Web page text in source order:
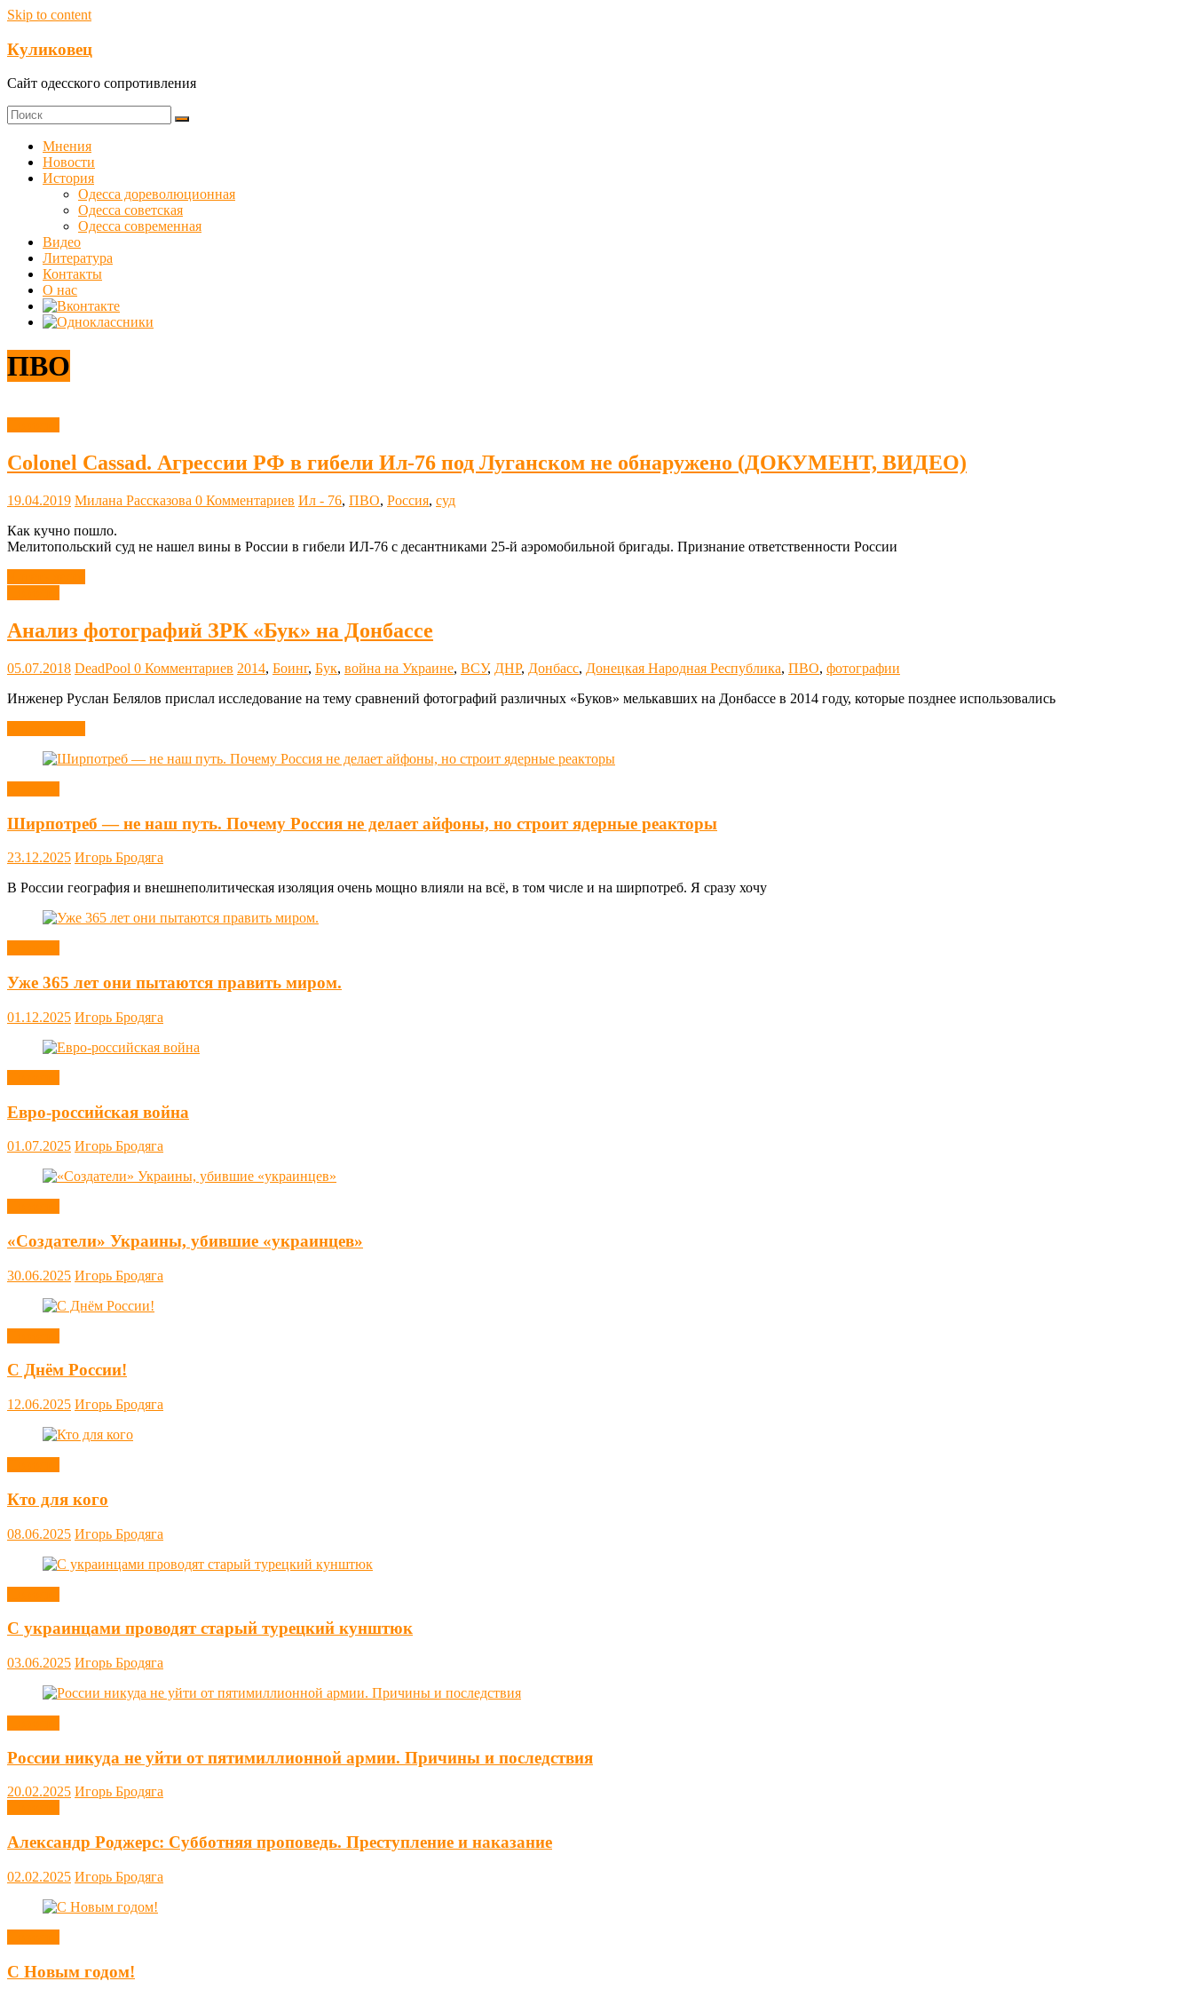
Skip to content
Куликовец
Сайт одесского сопротивления
Мнения
Новости
История
Одесса дореволюционная
Одесса советская
Одесса современная
Видео
Литература
Контакты
О нас
ПВО
Colonel Cassad. Агрессии РФ в гибели Ил-76 под Луганском не обнаружено (ДОКУМЕНТ, ВИДЕО)
19.04.2019 Милана Рассказова 0 Комментариев Ил - 76, ПВО, Россия, суд
Как кучно пошло.
Мелитопольский суд не нашел вины в России в гибели ИЛ-76 с десантниками 25-й аэромобильной бригады. Признание ответственности России
Анализ фотографий ЗРК «Бук» на Донбассе
05.07.2018 DeadPool 0 Комментариев 2014, Боинг, Бук, война на Украине, ВСУ, ДНР, Донбасс, Донецкая Народная Республика, ПВО, фотографии
Инженер Руслан Белялов прислал исследование на тему сравнений фотографий различных «Буков» мелькавших на Донбассе в 2014 году, которые позднее использовались
Ширпотреб — не наш путь. Почему Россия не делает айфоны, но строит ядерные реакторы
23.12.2025 Игорь Бродяга
В России география и внешнеполитическая изоляция очень мощно влияли на всё, в том числе и на ширпотреб. Я сразу хочу
Уже 365 лет они пытаются править миром.
01.12.2025 Игорь Бродяга
Евро-российская война
01.07.2025 Игорь Бродяга
«Создатели» Украины, убившие «украинцев»
30.06.2025 Игорь Бродяга
С Днём России!
12.06.2025 Игорь Бродяга
Кто для кого
08.06.2025 Игорь Бродяга
С украинцами проводят старый турецкий кунштюк
03.06.2025 Игорь Бродяга
России никуда не уйти от пятимиллионной армии. Причины и последствия
20.02.2025 Игорь Бродяга
Александр Роджерс: Субботняя проповедь. Преступление и наказание
02.02.2025 Игорь Бродяга
С Новым годом!